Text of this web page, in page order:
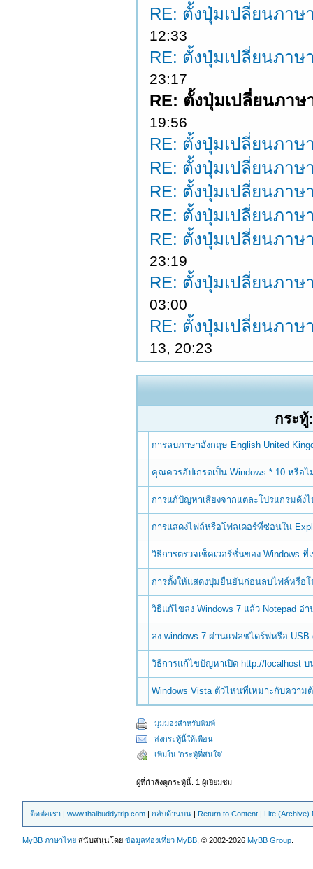
RE: ตั้งปุ่มเปลี่ยนภาษ
12:33
RE: ตั้งปุ่มเปลี่ยนภาษ
23:17
RE: ตั้งปุ่มเปลี่ยนภาษ
19:56
RE: ตั้งปุ่มเปลี่ยนภาษ
RE: ตั้งปุ่มเปลี่ยนภาษ
RE: ตั้งปุ่มเปลี่ยนภาษ
RE: ตั้งปุ่มเปลี่ยนภาษ
RE: ตั้งปุ่มเปลี่ยนภาษ
23:19
RE: ตั้งปุ่มเปลี่ยนภาษ
03:00
RE: ตั้งปุ่มเปลี่ยนภาษ
13, 20:23
กระทู้
การลบภาษาอังกฤษ English United
คุณควรอัปเกรดเป็น Windows * 10 หรือไ
การแก้ปัญหาเสียงจากแต่ละโปรแกรมดัง
การแสดงไฟล์หรือโฟลเดอร์ที่ซ่อนใน
วิธีการตรวจเช็คเวอร์ชั่นของ Windows ที่
การตั้งให้แสดงปุ่มยืนยันก่อนลบไฟล์หรือโ
วิธีแก้ไขลง Windows 7 แล้ว Notepad อ่
ลง windows 7 ผ่านแฟลชไดร์ฟหรือ USB
วิธีการแก้ไขปัญหาเปิด http://localhost บ
Windows Vista ตัวไหนที่เหมาะกับความ
มุมมองสำหรับพิมพ์
ส่งกระทู้นี้ให้เพื่อน
เพิ่มใน 'กระทู้ที่สนใจ'
ผู้ที่กำลังดูกระทู้นี้: 1 ผู้เยี่ยมชม
ติดต่อเรา |www.thaibuddytrip.com |กลับด้านบน | Return to Content | Lite (Archive)
MyBB ภาษาไทย สนับสนุนโดยข้อมูลท่องเที่ยว MyBB , © 2002-2026MyBB Group